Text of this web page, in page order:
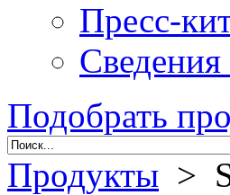
Пресс-
Подобрать
Продукты >